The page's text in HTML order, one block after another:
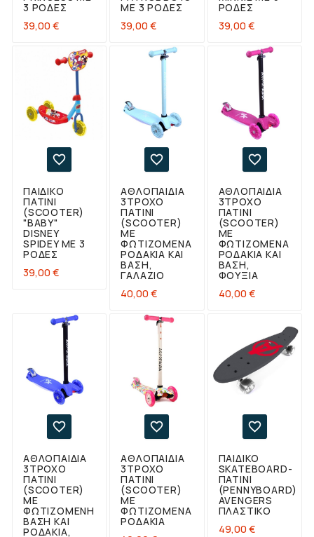
3 ΡΌΔΕΣ
39,00 €
ΜΕ 3 ΡΌΔΕΣ
39,00 €
ΡΌΔΕΣ
39,00 €

ΠΑΙΔΙΚΌ
ΠΑΤΊΝΙ
(SCOOTER)
"BABY"
DISNEY
SPIDEY ΜΕ 3
ΡΌΔΕΣ
39,00 €

ΑΘΛΟΠΑΙΔΙΑ
3ΤΡΟΧΟ
ΠΑΤΊΝΙ
(SCOOTER)
ΜΕ
ΦΩΤΙΖΌΜΕΝΑ
ΡΟΔΆΚΙΑ ΚΑΙ
ΒΆΣΗ,
ΓΑΛΆΖΙΟ
40,00 €

ΑΘΛΟΠΑΙΔΙΑ
3ΤΡΟΧΟ
ΠΑΤΊΝΙ
(SCOOTER)
ΜΕ
ΦΩΤΙΖΌΜΕΝΑ
ΡΟΔΆΚΙΑ ΚΑΙ
ΒΆΣΗ,
ΦΟΎΞΙΑ
40,00 €

ΑΘΛΟΠΑΙΔΙΑ
3ΤΡΟΧΟ
ΠΑΤΊΝΙ
(SCOOTER)
ΜΕ
ΦΩΤΙΖΌΜΕΝΗ
ΒΆΣΗ ΚΑΙ
ΡΟΔΆΚΙΑ,

ΑΘΛΟΠΑΙΔΙΑ
3ΤΡΟΧΟ
ΠΑΤΊΝΙ
(SCOOTER)
ΜΕ
ΦΩΤΙΖΌΜΕΝΑ
ΡΟΔΆΚΙΑ

ΠΑΙΔΙΚΌ
SKATEBOARD-
ΠΑΤΊΝΙ
(PENNYBOARD)
AVENGERS
ΠΛΑΣΤΙΚΌ
49,00 €